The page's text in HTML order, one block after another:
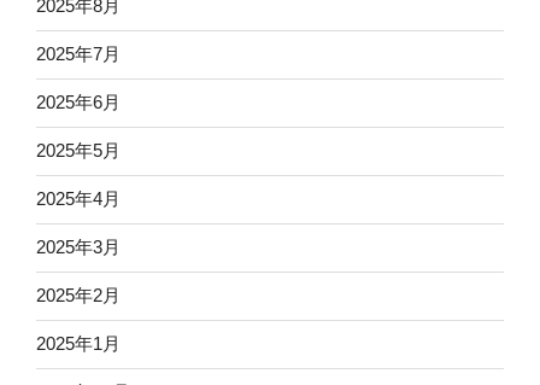
2025年8月
2025年7月
2025年6月
2025年5月
2025年4月
2025年3月
2025年2月
2025年1月